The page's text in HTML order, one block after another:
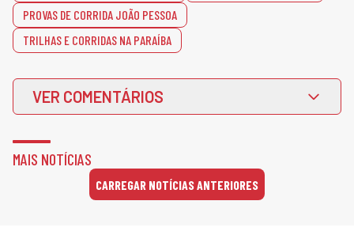
PROVAS DE CORRIDA JOÃO PESSOA
TRILHAS E CORRIDAS NA PARAÍBA
VER COMENTÁRIOS
MAIS NOTÍCIAS
CARREGAR NOTÍCIAS ANTERIORES